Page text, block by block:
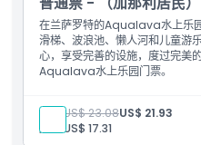
位置
如何到达那里
如何兑换
在兰萨罗特的Aqualava水上乐
滑梯、波浪池、懒人河和儿童游
心，享受完善的设施，度过完美
Aqualava水上乐园门票。
成人: US$ 23.08US$ 21.93
儿童: US$ 17.31